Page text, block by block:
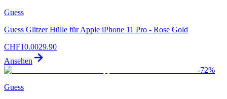
Guess
Guess Glitzer Hülle für Apple iPhone 11 Pro - Rose Gold
CHF10.0029.90
Ansehen
-72%
Guess